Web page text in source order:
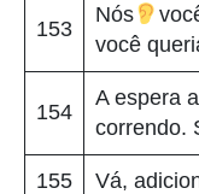
153
Nós
você
154
A espera
correndo.
155 Vá,